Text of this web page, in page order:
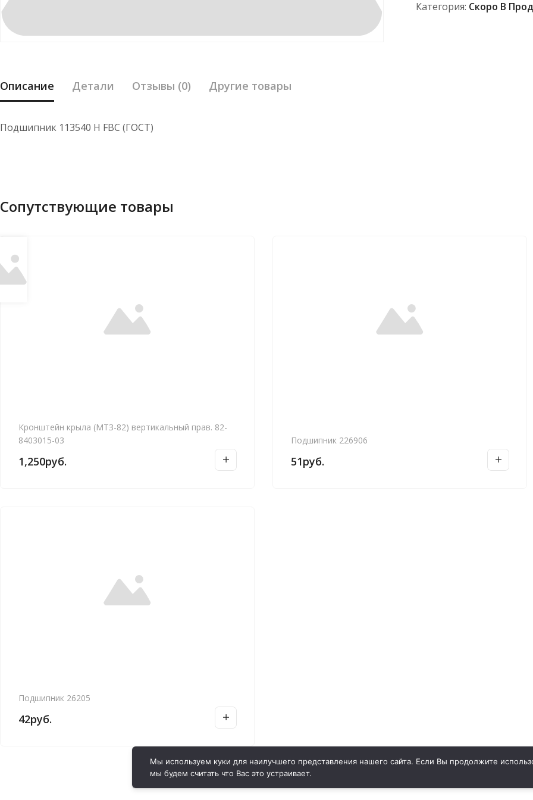
Категория: Скоро В
Описание Детали Отзывы (0) Другие товары
Подшипник 113540 Н FBC (ГОСТ)
Сопутствующие товары
Кронштейн крыла (МТЗ-82) вертикальный прав. 82-
8403015-03
1,250руб.
Подшипник 226906
51руб.
Подшипник 26205
42руб.
Мы используем куки для наилучшего представления нашего сайта. Если Вы продолжите
мы будем считать что Вас это устраивает.